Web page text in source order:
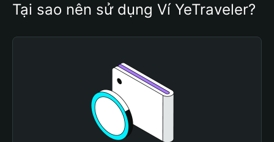
Tại sao nên sử dụng Ví YeTraveler?